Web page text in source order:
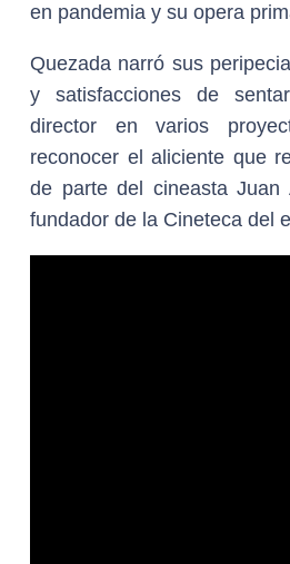
en pandemia y su opera
Quezada narró sus
y satisfacciones de
director en varios
reconocer el aliciente que
de parte del cineasta Juan
fundador de la Cineteca del